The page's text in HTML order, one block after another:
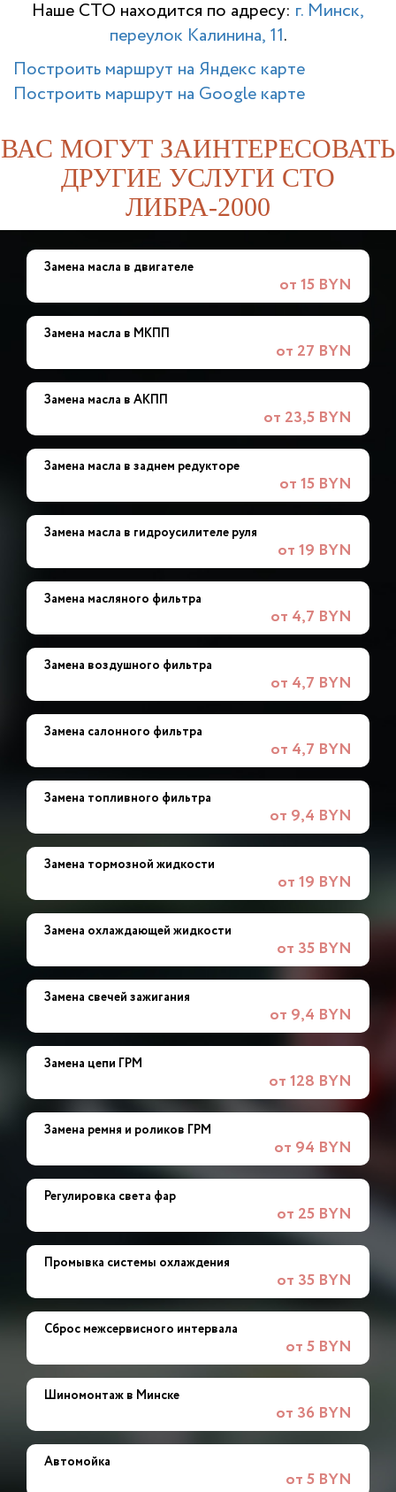
Наше СТО находится по адресу: г. Минск,
переулок Калинина, 11.
Построить маршрут на Яндекс карте
Построить маршрут на Google карте
ВАС МОГУТ ЗАИНТЕРЕСОВАТЬ
ДРУГИЕ УСЛУГИ СТО
ЛИБРА-2000
Замена масла в двигателе
от 15 BYN
Замена масла в МКПП
от 27 BYN
Замена масла в АКПП
от 23,5 BYN
Замена масла в заднем редукторе
от 15 BYN
Замена масла в гидроусилителе руля
от 19 BYN
Замена масляного фильтра
от 4,7 BYN
Замена воздушного фильтра
от 4,7 BYN
Замена салонного фильтра
от 4,7 BYN
Замена топливного фильтра
от 9,4 BYN
Замена тормозной жидкости
от 19 BYN
Замена охлаждающей жидкости
от 35 BYN
Замена свечей зажигания
от 9,4 BYN
Замена цепи ГРМ
от 128 BYN
Замена ремня и роликов ГРМ
от 94 BYN
Регулировка света фар
от 25 BYN
Промывка системы охлаждения
от 35 BYN
Сброс межсервисного интервала
от 5 BYN
Шиномонтаж в Минске
от 36 BYN
Автомойка
от 5 BYN